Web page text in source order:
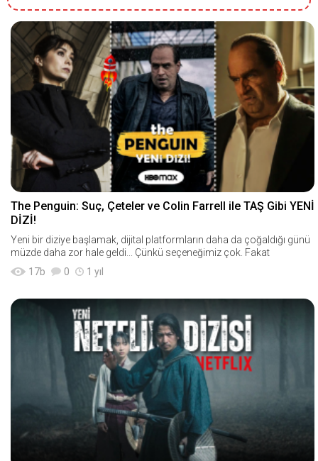
The Penguin: Suç, Çeteler ve Colin Farrell ile TAŞ Gibi YENİ
DİZİ!
Yeni bir diziye başlamak, dijital platformların daha da çoğaldığı günü
müzde daha zor hale geldi... Çünkü seçeneğimiz çok. Fakat
17b 0 1 yıl